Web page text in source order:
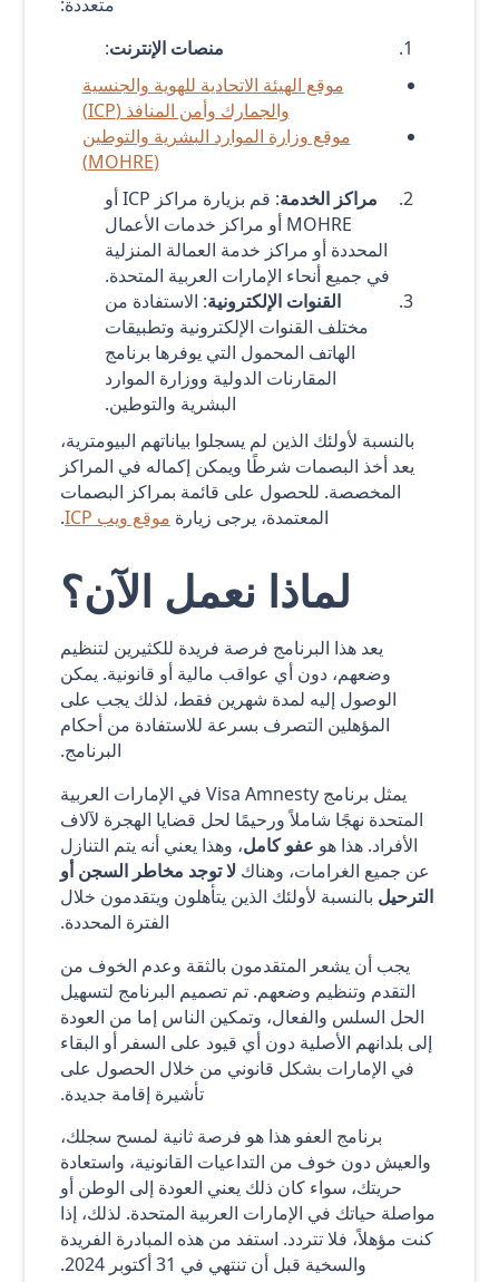
منصات الإنترنت:
موقع الهيئة الاتحادية للهوية والجنسية
والجمارك وأمن المنافذ (ICP)
موقع وزارة الموارد البشرية والتوطين
(MOHRE)
مراكز الخدمة
: قم بزيارة مراكز ICP أو
MOHRE أو مراكز خدمات الأعمال
المحددة أو مراكز خدمة العمالة المنزلية
في جميع أنحاء الإمارات العربية المتحدة.
القنوات الإلكترونية: الاستفادة من
مختلف القنوات الإلكترونية وتطبيقات
الهاتف المحمول التي يوفرها برنامج
المقارنات الدولية ووزارة الموارد
البشرية والتوطين.
بالنسبة لأولئك الذين لم يسجلوا بياناتهم البيومترية،
يعد أخذ البصمات شرطًا ويمكن إكماله في المراكز
المخصصة. للحصول على قائمة بمراكز البصمات
المعتمدة، يرجى زيارة موقع ويب ICP .
لماذا نعمل الآن؟
يعد هذا البرنامج فرصة فريدة للكثيرين لتنظيم
وضعهم، دون أي عواقب مالية أو قانونية. يمكن
الوصول إليه لمدة شهرين فقط، لذلك يجب على
المؤهلين التصرف بسرعة للاستفادة من أحكام
البرنامج.
يمثل برنامج Visa Amnesty في الإمارات العربية
المتحدة نهجًا شاملاً ورحيمًا لحل قضايا الهجرة لآلاف
الأفراد. هذا هو عفو كامل، وهذا يعني أنه يتم التنازل
عن جميع الغرامات، وهناكلا توجد مخاطر السجن أو
الترحيل بالنسبة لأولئك الذين يتأهلون ويتقدمون خلال
الفترة المحددة.
يجب أن يشعر المتقدمون بالثقة وعدم الخوف من
التقدم وتنظيم وضعهم. تم تصميم البرنامج لتسهيل
الحل السلس والفعال، وتمكين الناس إما من العودة
إلى بلدانهم الأصلية دون أي قيود على السفر أو البقاء
في الإمارات بشكل قانوني من خلال الحصول على
تأشيرة إقامة جديدة.
برنامج العفو هذا هو فرصة ثانية لمسح سجلك،
والعيش دون خوف من التداعيات القانونية، واستعادة
حريتك، سواء كان ذلك يعني العودة إلى الوطن أو
مواصلة حياتك في الإمارات العربية المتحدة. لذلك، إذا
كنت مؤهلاً، فلا تتردد. استفد من هذه المبادرة الفريدة
والسخية قبل أن تنتهي في 31 أكتوبر 2024.